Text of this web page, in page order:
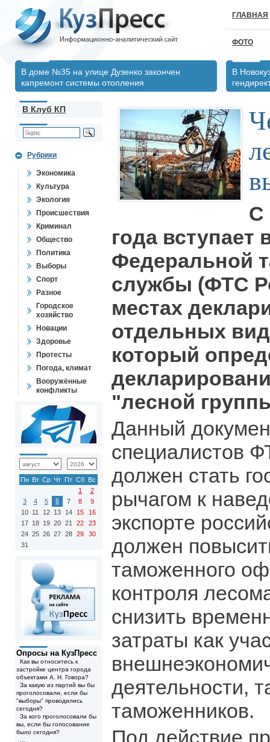
ГЛАВНАЯ
ФОТО
В доме №35 на улице Дузенко закончен
капремонт системы отопления
В
В Клуб КП
Рубрики
Экономика
Культура
Экология
Происшествия
Криминал
Общество
Политика
Выборы
Спорт
Разное
Городское
хозяйство
Новации
Здоровье
Протесты
Погода, климат
Вооружённые
конфликты
Пн Вт Ср Чт Пт Сб Вс
1
2
3
4 5 6 7 8
9
10 11 12 13 14 15
16
17 18 19 20 21 22
23
24 25 26 27 28 29
30
31
Опросы на КузПресс
Как вы относитесь к
застройке центра города
объектами А. Н. Говора?
За какую из партий вы бы
проголосовали, если бы
"выборы" проводились
сегодня?
За кого проголосовали бы
вы, если бы голосование
было сегодня?
С
года вступает
Федеральной
службы (ФТС
местах
отдельных
который
"лесной
Данный
специалистов
должен стать
рычагом к
экспорте
должен
таможенного
контроля
снизить
затраты как
деятельности,
таможенников.
Под действие